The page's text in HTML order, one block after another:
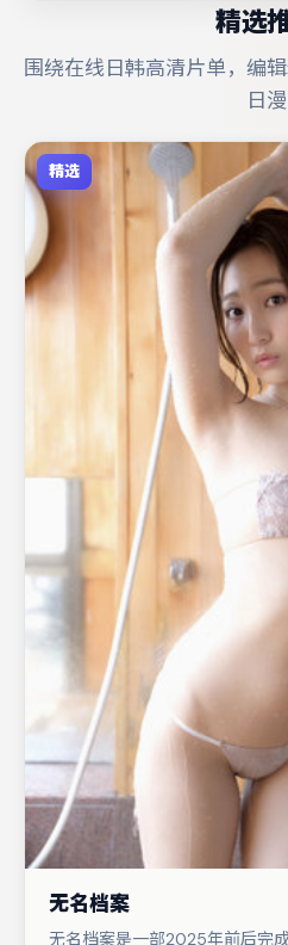
精选
围绕在线日韩高清片单，编
日漫
精选
无名档案
无名档案是一部2025年前后完